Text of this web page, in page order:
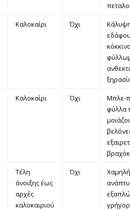
Καλοκαίρι Όχι
Καλοκαίρι Όχι
Μπλε-
φύλλα
Τέλη
άνοιξης έως
αρχές
καλοκαιριού
Όχι